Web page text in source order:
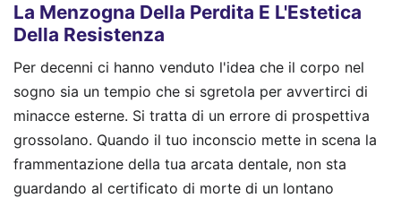
La Menzogna Della Perdita E L'Estetica
Della Resistenza
Per decenni ci hanno venduto l'idea che il corpo nel
sogno sia un tempio che si sgretola per avvertirci di
minacce esterne. Si tratta di un errore di prospettiva
grossolano. Quando il tuo inconscio mette in scena la
frammentazione della tua arcata dentale, non sta
guardando al certificato di morte di un lontano